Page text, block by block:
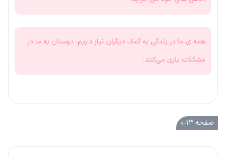
همه ی ما در زندگی به کمک دیگران نیاز داریم. دوستان به ما در
مشکلات یاری می‌کنند.
صفحه ۱۳